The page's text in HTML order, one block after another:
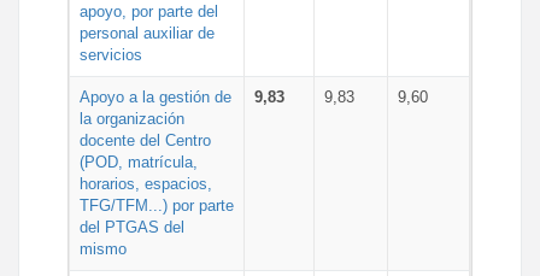
apoyo, por parte del
personal auxiliar de
servicios
Apoyo a la gestión de
la organización
docente del Centro
(POD, matrícula,
horarios, espacios,
TFG/TFM...) por parte
del PTGAS del
mismo
9,83 9,83 9,60